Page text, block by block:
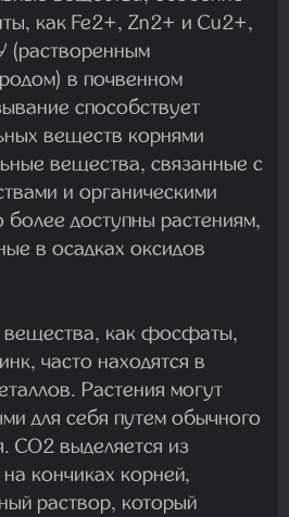
как Fe2+, Zn2+ и Cu2+,
(растворенным
в почвенном
способствует
веществ корнями
вещества, связанные с
и органическими
более доступны растениям,
в осадках оксидов
вещества, как фосфаты,
часто находятся в
Растения могут
для себя путем обычного
СО2 выделяется из
кончиках корней,
раствор, который